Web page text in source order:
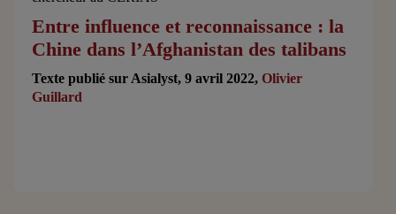
Entre influence et reconnaissance : la
Chine dans l’Afghanistan des talibans
Texte publié sur Asialyst, 9 avril 2022,Olivier
Guillard